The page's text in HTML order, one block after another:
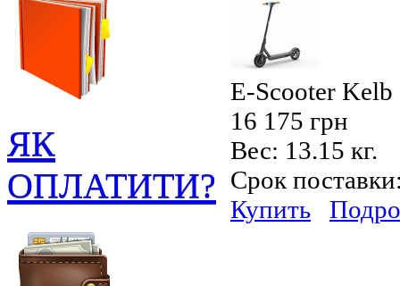
E-Scooter Kelb
16 175 грн
Вес: 13.15 кг.
Срок
Купить
ЯК
ОПЛАТИТИ?